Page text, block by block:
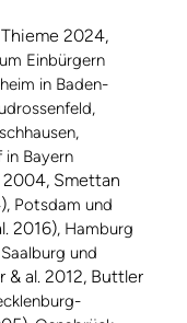
2024,
Einbürgern
in Baden-
Bayern
2004, Smettan
, Potsdam und
2016), Hamburg
und
& al. 2012, Buttler